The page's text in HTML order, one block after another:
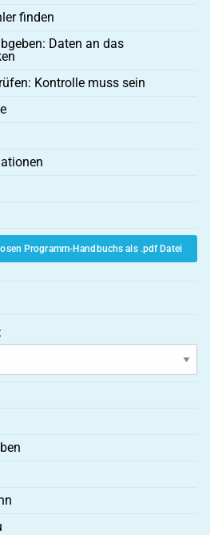
finden
Daten an das
Kontrolle muss sein
Programm-Handbuchs als .pdf Datei